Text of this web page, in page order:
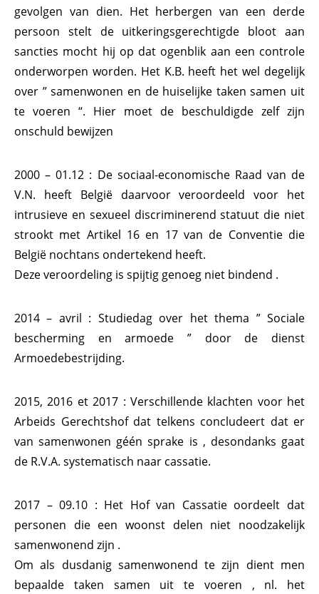
gevolgen van dien. Het herbergen van een derde
persoon stelt de uitkeringsgerechtigde bloot aan
sancties mocht hij op dat ogenblik aan een controle
onderworpen worden. Het K.B. heeft het wel degelijk
over ” samenwonen en de huiselijke taken samen uit
te voeren “. Hier moet de beschuldigde zelf zijn
onschuld bewijzen
2000 – 01.12 : De sociaal-economische Raad van de
V.N. heeft België daarvoor veroordeeld voor het
intrusieve en sexueel discriminerend statuut die niet
strookt met Artikel 16 en 17 van de Conventie die
België nochtans ondertekend heeft.
Deze veroordeling is spijtig genoeg niet bindend .
2014 – avril : Studiedag over het thema ” Sociale
bescherming en armoede ” door de dienst
Armoedebestrijding.
2015, 2016 et 2017 : Verschillende klachten voor het
Arbeids Gerechtshof dat telkens concludeert dat er
van samenwonen géén sprake is , desondanks gaat
de R.V.A. systematisch naar cassatie.
2017 – 09.10 : Het Hof van Cassatie oordeelt dat
personen die een woonst delen niet noodzakelijk
samenwonend zijn .
Om als dusdanig samenwonend te zijn dient men
bepaalde taken samen uit te voeren , nl. het